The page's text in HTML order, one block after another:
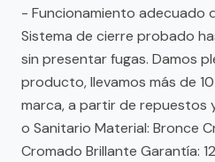
- Funcionamiento adecuado
Sistema de cierre probado
sin presentar fugas. Damos
producto, llevamos más de
marca, a partir de repuestos
o Sanitario Material: Bronce
Cromado Brillante Garantía: